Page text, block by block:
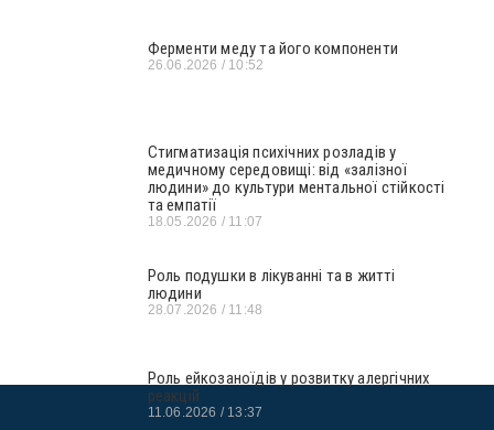
Ферменти меду та його компоненти
26.06.2026 10:52
Стигматизація психічних розладів у
медичному середовищі: від «залізної
людини» до культури ментальної стійкості
та емпатії
18.05.2026 11:07
Роль подушки в лікуванні та в житті
людини
28.07.2026 11:48
Роль ейкозаноїдів у розвитку алергічних
реакцій
11.06.2026 13:37